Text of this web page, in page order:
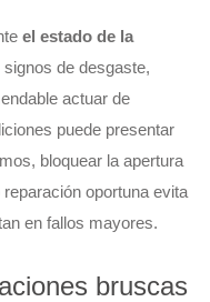
el estado de la
de desgaste,
actuar de
puede presentar
bloquear la apertura
oportuna evita
en fallos mayores.
bruscas